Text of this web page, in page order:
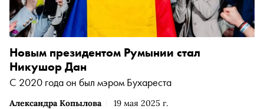
Александра Копылова 19 мая 2025 г.
Новым президентом Румынии стал
Никушор Дан
С 2020 года он был мэром Бухареста